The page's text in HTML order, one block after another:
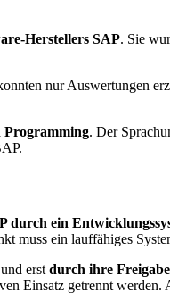
Herstellers SAP. Sie
nur Auswertungen
Programming. Der
durch ein
muss ein lauffähiges
und erst durch ihre
Einsatz getrennt